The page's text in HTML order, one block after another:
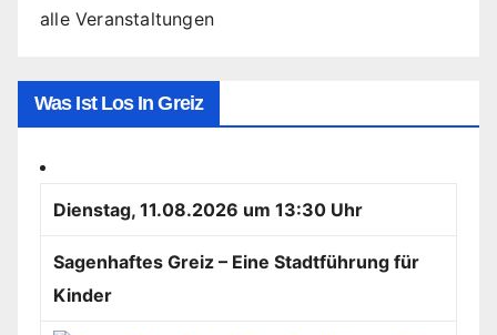
alle Veranstaltungen
Was Ist Los In Greiz
Dienstag, 11.08.2026 um 13:30 Uhr
Sagenhaftes Greiz – Eine Stadtführung für
Kinder